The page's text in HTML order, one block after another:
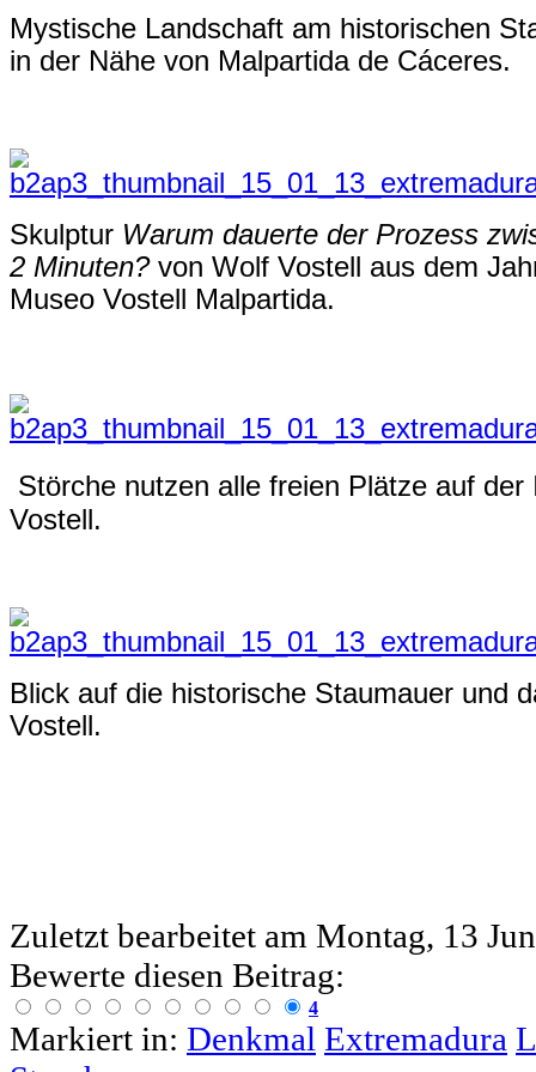
Mystische Landschaft am historischen
in der Nähe von Malpartida de Cáceres.
Skulptur Warum dauerte der Prozess
2 Minuten?von Wolf Vostell aus dem
Museo Vostell Malpartida.
Störche nutzen alle freien Plätze auf
Vostell.
Blick auf die historische Staumauer und
Vostell.
Zuletzt bearbeitet am Montag, 13
Bewerte diesen Beitrag:
4
Markiert in: Denkmal Extremadura